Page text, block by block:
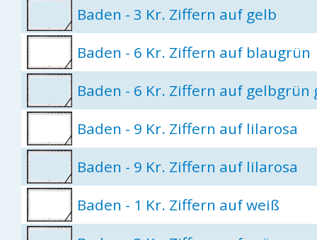
Baden - 3 Kr. Ziffern auf gelb
Baden - 6 Kr. Ziffern auf blaugrün
Baden - 6 Kr. Ziffern auf gelbgrün
Baden - 9 Kr. Ziffern auf lilarosa
Baden - 9 Kr. Ziffern auf lilarosa
Baden - 1 Kr. Ziffern auf weiß